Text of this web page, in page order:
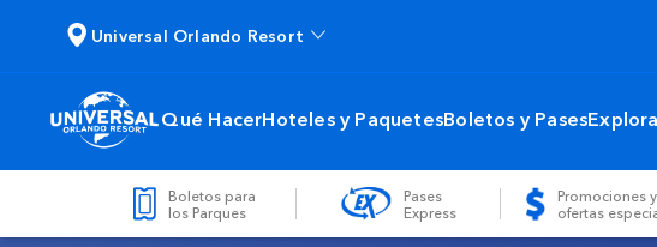
Universal Orlando Resort
Qué HacerHoteles y PaquetesBoletos y Pases
Boletos para
los Parques
Pases
Express
Promociones y
ofertas